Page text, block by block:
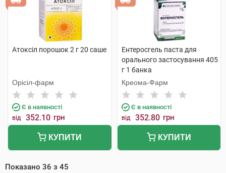
Атоксіл порошок 2 г 20 саше
Орісіл-фарм
Є в наявності
від 352.10 грн
КУПИТИ
Ентеросгель паста для
орального застосування 405
г 1 банка
Креома-Фарм
Є в наявності
від 352.80 грн
КУПИТИ
Показано 36 з 45